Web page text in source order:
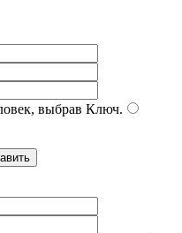
выбрав Ключ.